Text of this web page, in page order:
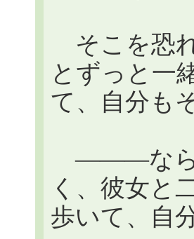
そこを恐
とずっと一
て、自分も
―――なら
く、彼女と
歩いて、自